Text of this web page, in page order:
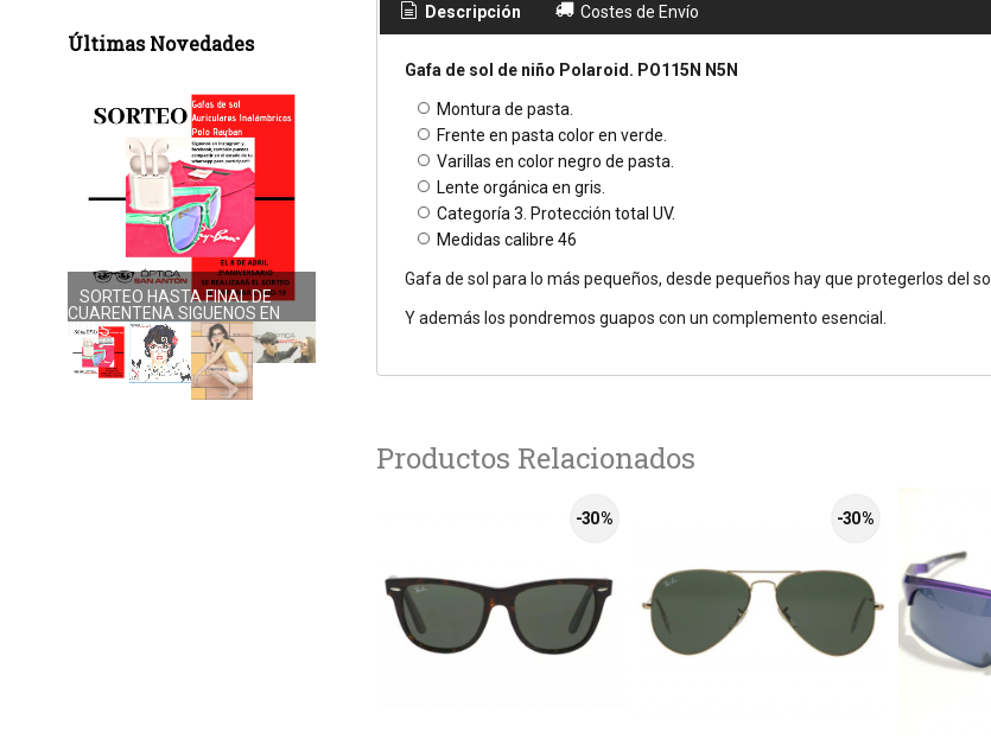
Últimas Novedades
SORTEO HASTA FINAL DE
CUARENTENA SIGUENOS EN
RRSS
NUEVA COLECCIÓN DOLORES
PROMESAS
Descripción Costes de Envío
Gafa de sol de niño Polaroid. PO115N N5N
Montura de pasta.
Frente en pasta color en verde.
Varillas en color negro de pasta.
Lente orgánica en gris.
Categoría 3. Protección total UV.
Medidas calibre 46
Gafa de sol para lo más pequeños, desde pequeños hay que protegerlos del sol.
Y además los pondremos guapos con un complemento esencial.
Productos Relacionados
-30 % -30 %